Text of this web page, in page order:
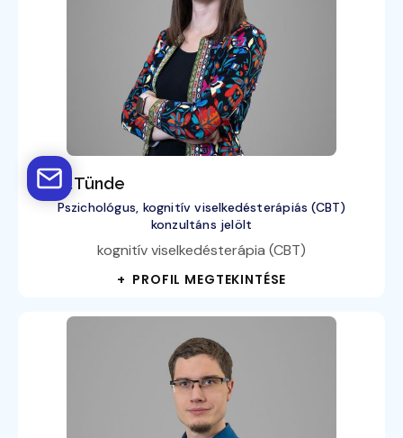
Antal Tünde
Pszichológus, kognitív viselkedésterápiás (CBT)
konzultáns jelölt
kognitív viselkedésterápia (CBT)
+ PROFIL MEGTEKINTÉSE